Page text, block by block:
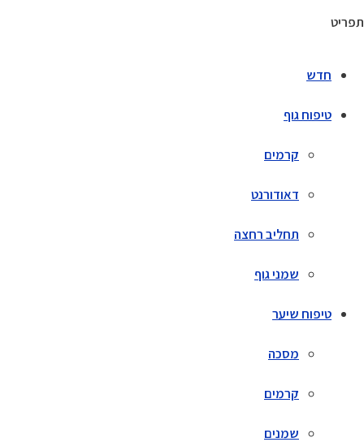
תפריט
חדש
טיפוח גוף
קרמים
דאודורנט
תחליב רחצה
שמני גוף
טיפוח שיער
מסכה
קרמים
שמנים